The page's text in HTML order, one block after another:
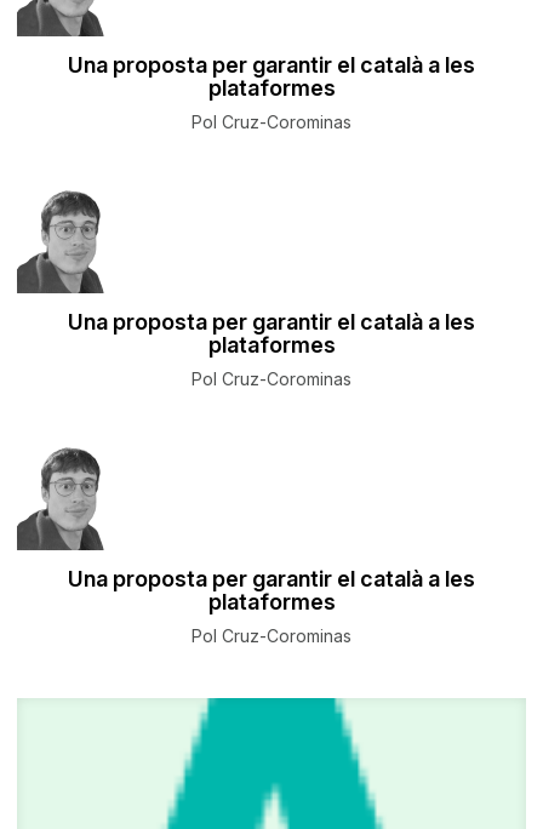
Una proposta per garantir el català a les
plataformes
Pol Cruz-Corominas
Una proposta per garantir el català a les
plataformes
Pol Cruz-Corominas
Una proposta per garantir el català a les
plataformes
Pol Cruz-Corominas